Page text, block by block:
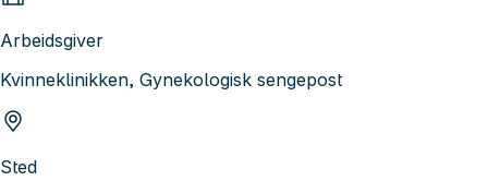
Arbeidsgiver
Kvinneklinikken, Gynekologisk sengepost
Sted